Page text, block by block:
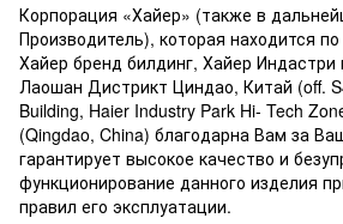
Корпорация «Хайер» (также в
Производитель), которая находится
Хайер бренд билдинг, Хайер Индастри
Лаошан Дистрикт Циндао, Китай (off.
Building, Haier Industry Park Hi- Tech
(Qingdao, China) благодарна Вам за
гарантирует высокое качество и
функционирование данного изделия
правил его эксплуатации.